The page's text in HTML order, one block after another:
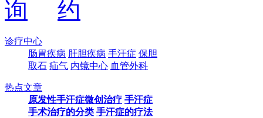
诊疗中心
肠胃疾病 肝胆疾病 手汗症 保胆
取石 疝气 内镜中心 血管外科
热点文章
原发性手汗症微创治疗 手汗症
手术治疗的分类 手汗症的疗法